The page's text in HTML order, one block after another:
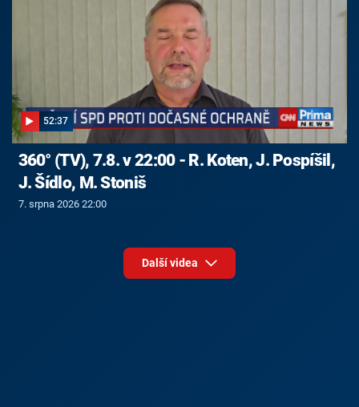
52:37
360° (TV), 7.8. v 22:00 - R. Koten, J. Pospíšil,
J. Šídlo, M. Stoniš
7. srpna 2026 22:00
Další videa